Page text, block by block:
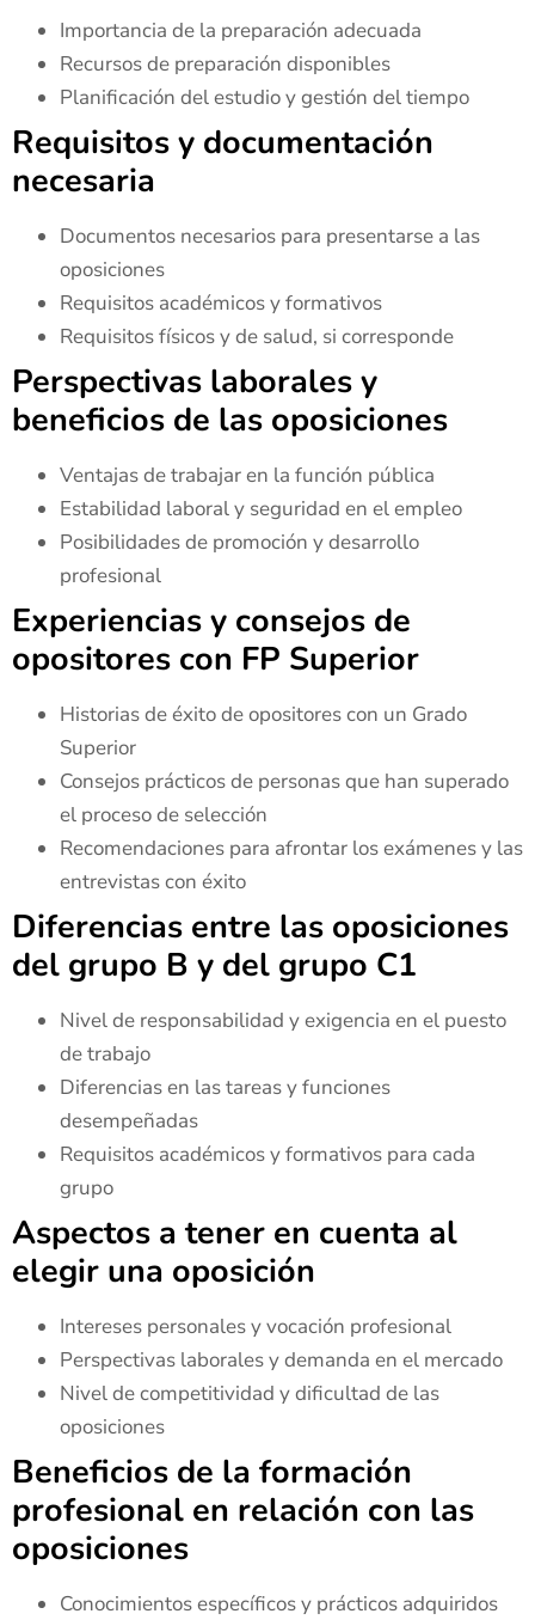
Importancia de la preparación adecuada
Recursos de preparación disponibles
Planificación del estudio y gestión del tiempo
Requisitos y documentación
necesaria
Documentos necesarios para presentarse a las
oposiciones
Requisitos académicos y formativos
Requisitos físicos y de salud, si corresponde
Perspectivas laborales y
beneficios de las oposiciones
Ventajas de trabajar en la función pública
Estabilidad laboral y seguridad en el empleo
Posibilidades de promoción y desarrollo
profesional
Experiencias y consejos de
opositores con FP Superior
Historias de éxito de opositores con un Grado
Superior
Consejos prácticos de personas que han superado
el proceso de selección
Recomendaciones para afrontar los exámenes y las
entrevistas con éxito
Diferencias entre las oposiciones
del grupo B y del grupo C1
Nivel de responsabilidad y exigencia en el puesto
de trabajo
Diferencias en las tareas y funciones
desempeñadas
Requisitos académicos y formativos para cada
grupo
Aspectos a tener en cuenta al
elegir una oposición
Intereses personales y vocación profesional
Perspectivas laborales y demanda en el mercado
Nivel de competitividad y dificultad de las
oposiciones
Beneficios de la formación
profesional en relación con las
oposiciones
Conocimientos específicos y prácticos adquiridos